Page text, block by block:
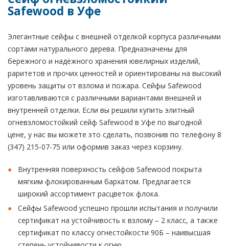
Safewood в Уфе
Элегантные сейфы с внешней отделкой корпуса различными
сортами натурального дерева. Предназначены для
бережного и надёжного хранения ювелирных изделий,
раритетов и прочих ценностей и ориентированы на высокий
уровень защиты от взлома и пожара. Сейфы Safewood
изготавливаются с различными вариантами внешней и
внутренней отделки. Если вы решили купить элитный
огневзломостойкий сейф Safewood в Уфе по выгодной
цене, у нас вы можете это сделать, позвонив по телефону 8
(347) 215-07-75 или оформив заказ через корзину.
Внутренняя поверхность сейфов Safewood покрыта
мягким флокированным бархатом. Предлагается
широкий ассортимент расцветок флока.
Сейфы Safewood успешно прошли испытания и получили
сертификат на устойчивость к взлому – 2 класс, а также
сертификат по классу огнестойкости 90Б – наивысшая